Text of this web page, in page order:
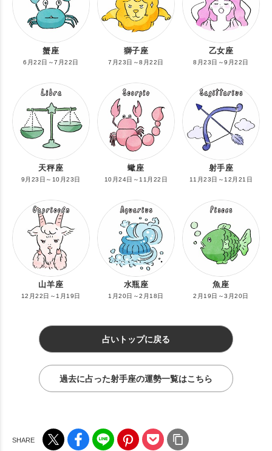
蟹座
6月22日～7月22日
獅子座
7月23日～8月22日
乙女座
8月23日～9月22日
天秤座
9月23日～10月23日
蠍座
10月24日～11月22日
射手座
11月23日～12月21日
山羊座
12月22日～1月19日
水瓶座
1月20日～2月18日
魚座
2月19日～3月20日
占いトップに戻る
過去に占った射手座の運勢一覧はこちら